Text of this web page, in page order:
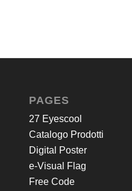
PAGES
27 Eyescool
Catalogo Prodotti
Digital Poster
e-Visual Flag
Free Code